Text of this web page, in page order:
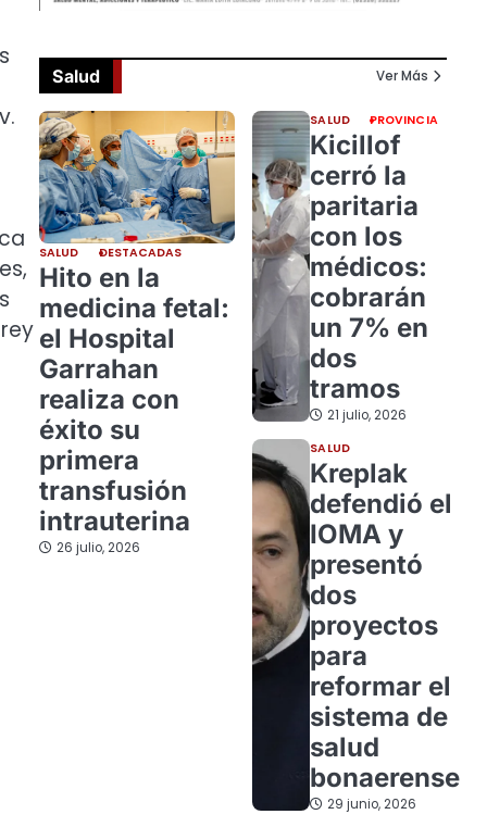
Salud Ver Más
SALUD DESTACADAS
Hito en la
medicina fetal:
el Hospital
Garrahan
realiza con
éxito su
primera
transfusión
intrauterina
26 julio, 2026
SALUD PROVINCIA
Kicillof
cerró la
paritaria
con los
médicos:
cobrarán
un 7% en
dos
tramos
21 julio, 2026
SALUD
Kreplak
defendió el
IOMA y
presentó
dos
proyectos
para
reformar el
sistema de
salud
bonaerense
29 junio, 2026